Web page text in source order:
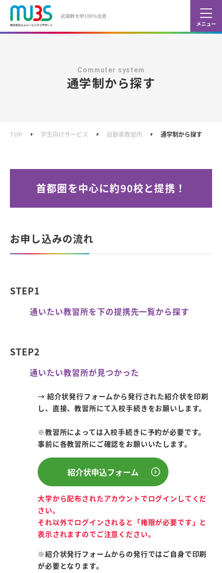
カ
シ
Commuter system
通学制から探す
TOP 学生向けサービス 自動車教習所 通学制から探す
首都圏を中心に約90校と提携！
お申し込みの流れ
STEP1
通いたい教習所を下の提携先一覧から探す
STEP2
通いたい教習所が見つかった
→ 紹介状発行フォームから発行された紹介状を印刷
し、直接、教習所にて入校手続きをお願いします。
※教習所によっては入校手続きに予約が必要です。
事前に各教習所にご確認をお願いいたします。
紹介状申込フォーム
大学から配布されたアカウントでログインしてくだ
さい。
それ以外でログインされると「権限が必要です」と
表示されますのでご注意ください。
※紹介状発行フォームからの発行ではご自身で印刷
が必要となります。